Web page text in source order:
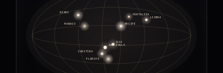
SAO PAULO
RIO
CURITIBA
FLORIPA
RECIFE
MANAUS
FORTALEZA
LISBOA
MIAMI